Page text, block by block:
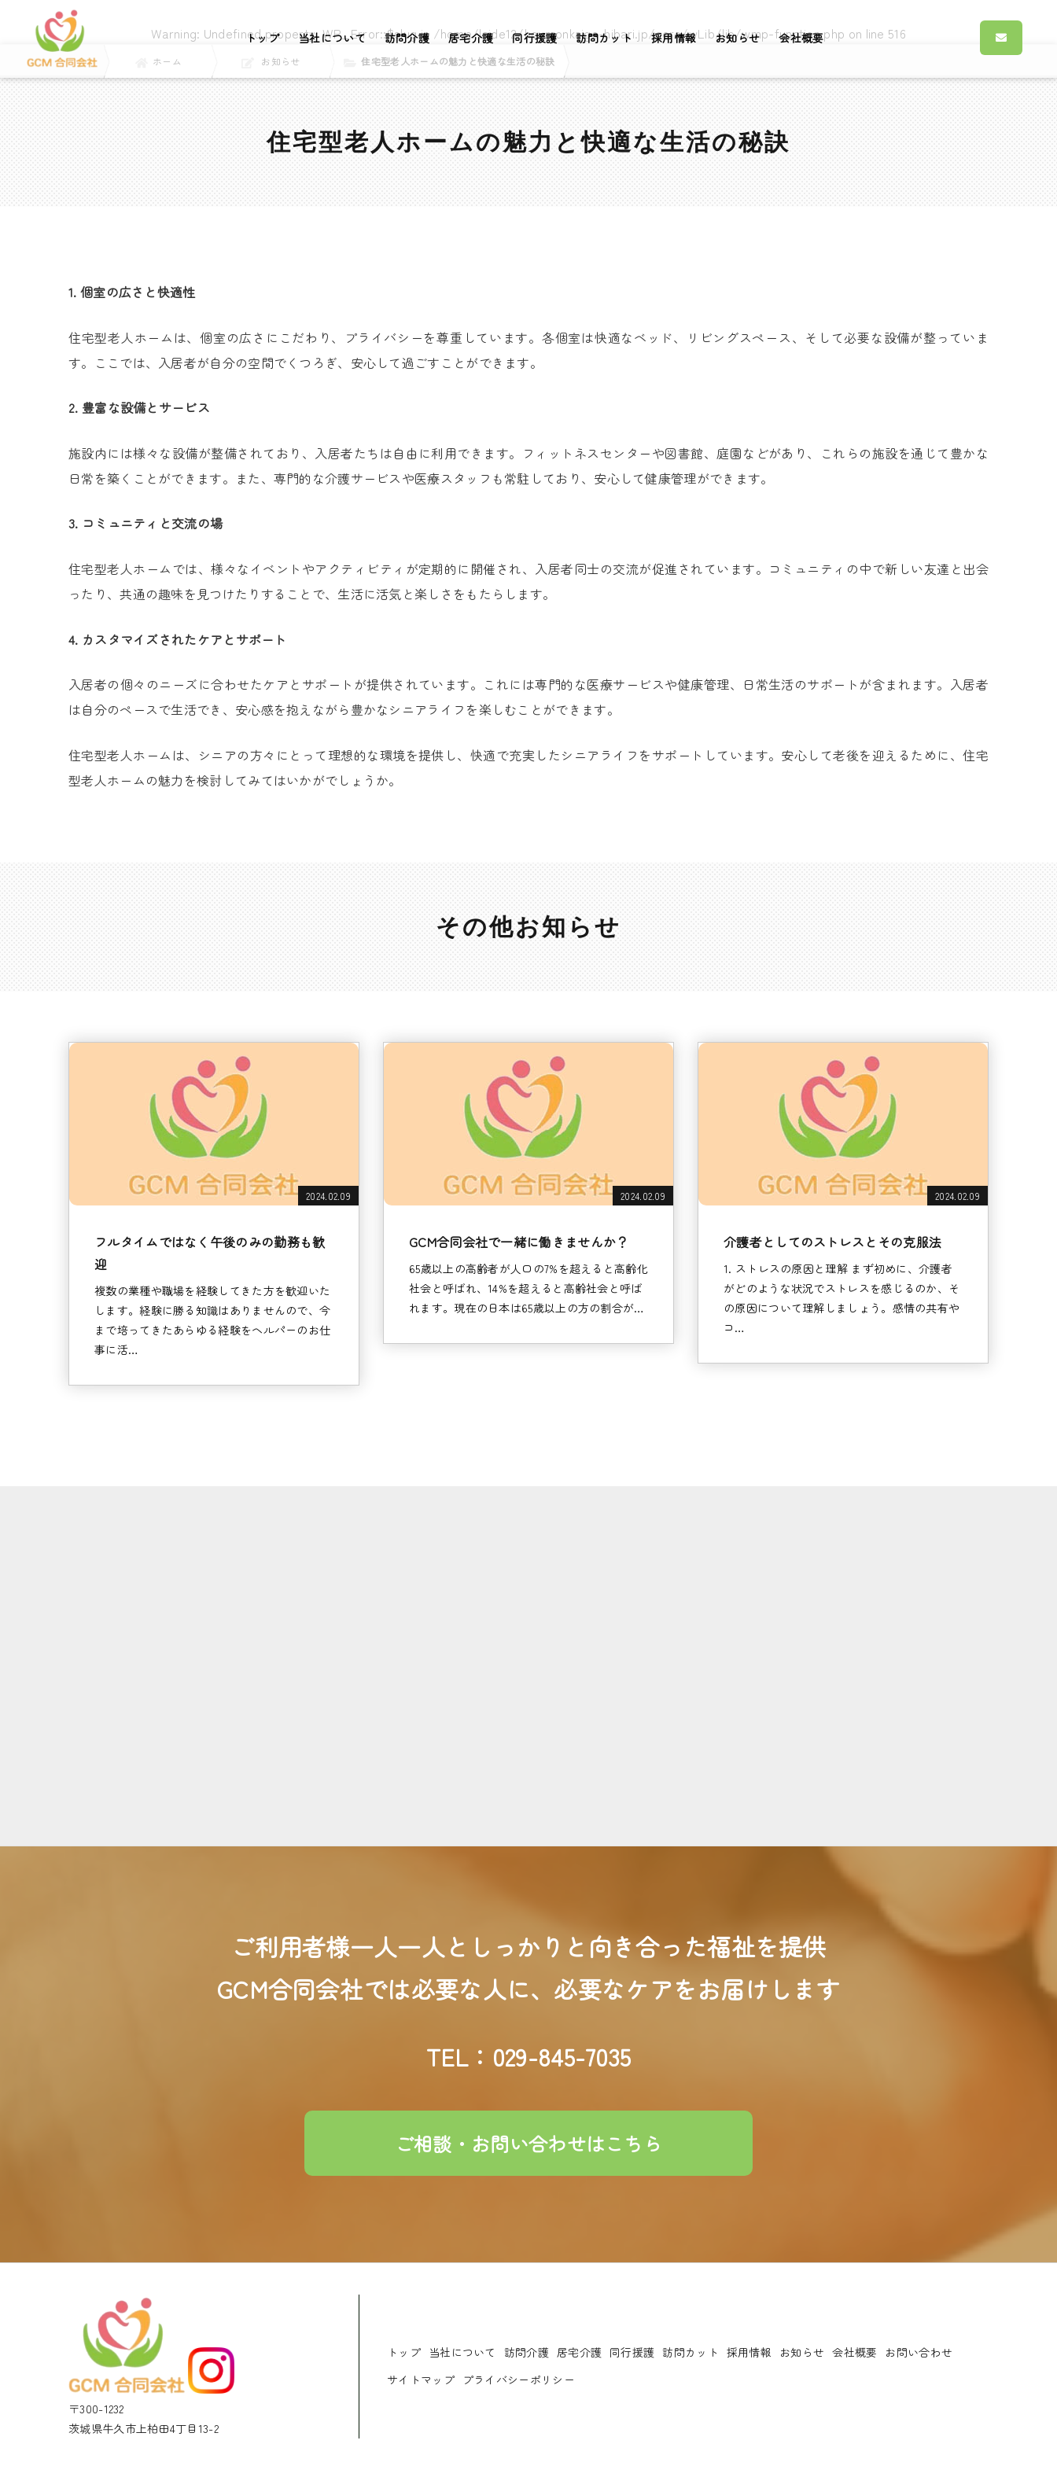
トップ 当社について 訪問介護 居宅介護 同行援護 訪問カット 採用情報 お知らせ 会社概要
Warning: Undefined property: WP_Error::$slug in /home/laide12/houmonkaigo-hibari.jp/core/wLib/lib/wmp-function.php on line 516
ホーム お知らせ 住宅型老人ホームの魅力と快適な生活の秘訣
住宅型老人ホームの魅力と快適な生活の秘訣
1. 個室の広さと快適性
住宅型老人ホームは、個室の広さにこだわり、プライバシーを尊重しています。各個室は快適なベッド、リビングスペース、そして必要な設備が整っていま
す。ここでは、入居者が自分の空間でくつろぎ、安心して過ごすことができます。
2. 豊富な設備とサービス
施設内には様々な設備が整備されており、入居者たちは自由に利用できます。フィットネスセンターや図書館、庭園などがあり、これらの施設を通じて豊かな
日常を築くことができます。また、専門的な介護サービスや医療スタッフも常駐しており、安心して健康管理ができます。
3. コミュニティと交流の場
住宅型老人ホームでは、様々なイベントやアクティビティが定期的に開催され、入居者同士の交流が促進されています。コミュニティの中で新しい友達と出会
ったり、共通の趣味を見つけたりすることで、生活に活気と楽しさをもたらします。
4. カスタマイズされたケアとサポート
入居者の個々のニーズに合わせたケアとサポートが提供されています。これには専門的な医療サービスや健康管理、日常生活のサポートが含まれます。入居者
は自分のペースで生活でき、安心感を抱えながら豊かなシニアライフを楽しむことができます。
住宅型老人ホームは、シニアの方々にとって理想的な環境を提供し、快適で充実したシニアライフをサポートしています。安心して老後を迎えるために、住宅
型老人ホームの魅力を検討してみてはいかがでしょうか。
その他お知らせ
2024.02.09
フルタイムではなく午後のみの勤務も歓
迎
複数の業種や職場を経験してきた方を歓迎いた
します。経験に勝る知識はありませんので、今
まで培ってきたあらゆる経験をヘルパーのお仕
事に活…
2024.02.09
GCM合同会社で一緒に働きませんか？
65歳以上の高齢者が人口の7%を超えると高齢化
社会と呼ばれ、14%を超えると高齢社会と呼ば
れます。現在の日本は65歳以上の方の割合が…
2024.02.09
介護者としてのストレスとその克服法
1. ストレスの原因と理解 まず初めに、介護者
がどのような状況でストレスを感じるのか、そ
の原因について理解しましょう。感情の共有や
コ…
ご利用者様一人一人と しっかりと向き合った福祉を提供
GCM合同会社では必要な人に、必要なケアをお届けします
TEL：029-845-7035
ご相談・お問い合わせはこちら
〒300-1232
茨城県牛久市上柏田4丁目13-2
トップ 当社について 訪問介護 居宅介護 同行援護 訪問カット 採用情報 お知らせ 会社概要
お問い合わせ
サイトマップ
プライバシーポリシー